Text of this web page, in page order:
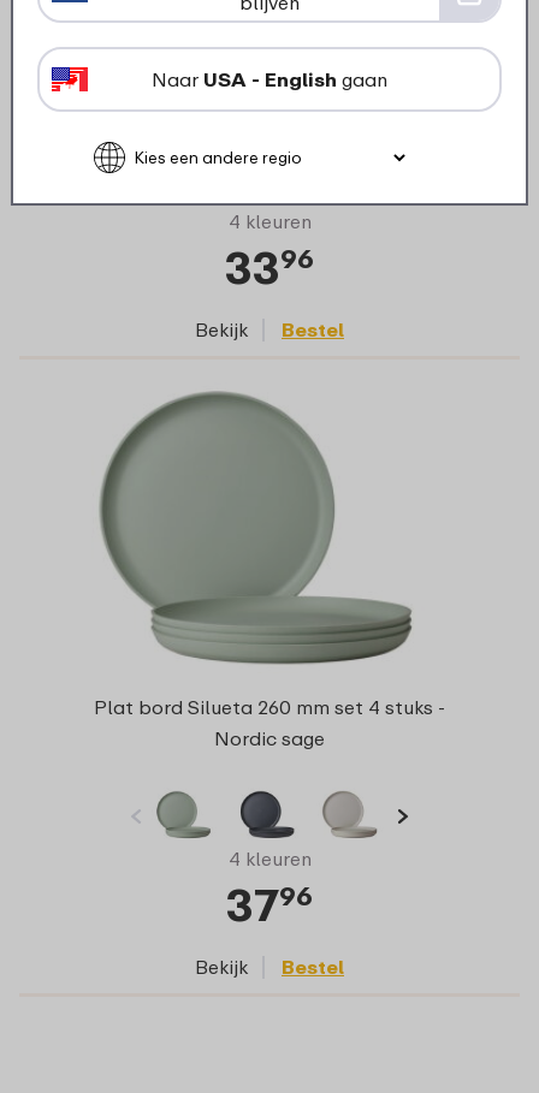
Diep bord Silueta 210 mm set 4 stuks -
4 kleuren
3396
Bekijk Bestel
Plat bord Silueta 260 mm set 4 stuks -
Nordic sage
4 kleuren
3796
Bekijk Bestel
Naar USA - English gaan